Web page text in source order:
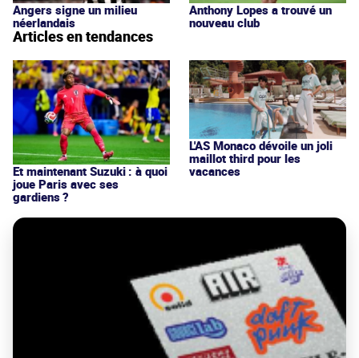
Angers signe un milieu
néerlandais
Anthony Lopes a trouvé un
nouveau club
Articles en tendances
Et maintenant Suzuki : à quoi
joue Paris avec ses
gardiens ?
L'AS Monaco dévoile un joli
maillot third pour les
vacances